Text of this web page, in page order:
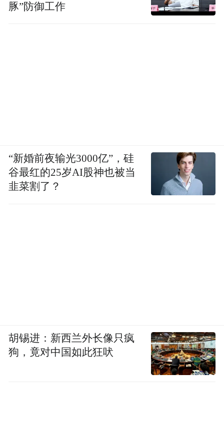
豚”防御工作
“新婚前夜输光3000亿”，硅
谷最红的25岁AI股神也被当
韭菜割了？
胡锡进：新西兰外长像只疯
狗，竟对中国如此狂吠